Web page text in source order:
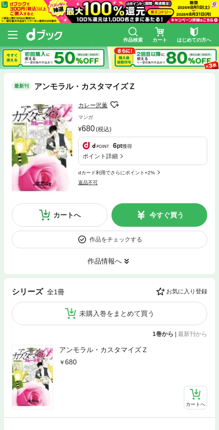
作品検索 カート はじめての方へ
最新刊 アンモラル・カスタマイズＺ
カレー沢薫
マンガ
680(税込)
6pt獲得
ポイント詳細
dカード利用でさらにポイント+2%
返品不可
カートへ 今すぐ買う
作品をチェックする
作品情報へ
シリーズ 全1冊 お気に入り登録
未購入巻をまとめて買う
1巻から 最新刊から
アンモラル・カスタマイズＺ
680
カートへ